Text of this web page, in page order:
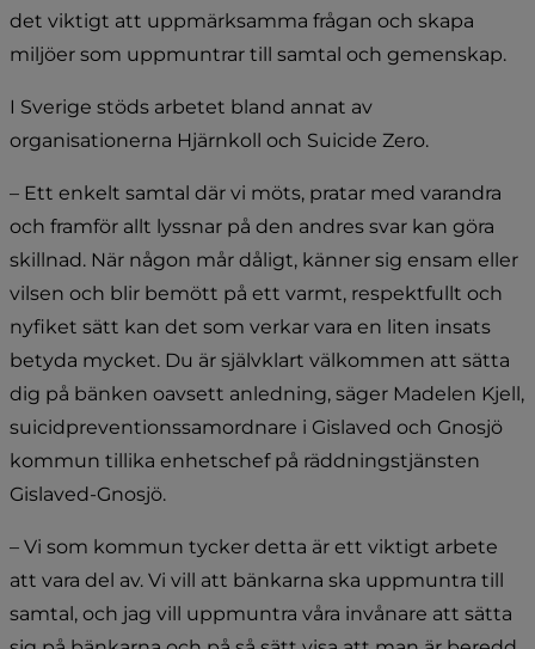
det viktigt att uppmärksamma frågan och skapa
miljöer som uppmuntrar till samtal och gemenskap.
I Sverige stöds arbetet bland annat av
organisationerna Hjärnkoll och Suicide Zero.
– Ett enkelt samtal där vi möts, pratar med varandra
och framför allt lyssnar på den andres svar kan göra
skillnad. När någon mår dåligt, känner sig ensam eller
vilsen och blir bemött på ett varmt, respektfullt och
nyfiket sätt kan det som verkar vara en liten insats
betyda mycket. Du är självklart välkommen att sätta
dig på bänken oavsett anledning, säger Madelen Kjell,
suicidpreventionssamordnare i Gislaved och Gnosjö
kommun tillika enhetschef på räddningstjänsten
Gislaved-Gnosjö.
– Vi som kommun tycker detta är ett viktigt arbete
att vara del av. Vi vill att bänkarna ska uppmuntra till
samtal, och jag vill uppmuntra våra invånare att sätta